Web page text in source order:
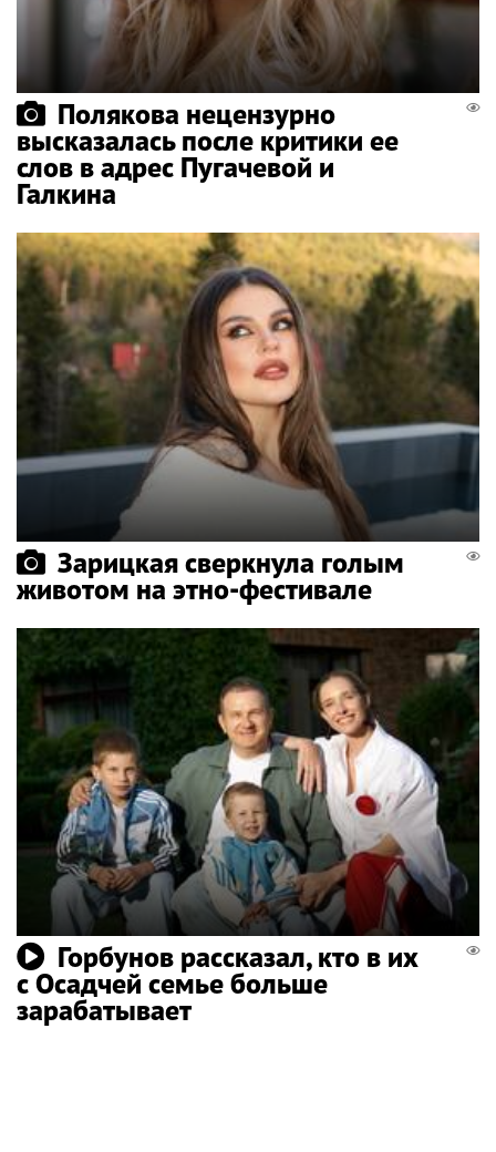
Полякова нецензурно
высказалась после критики ее
слов в адрес Пугачевой и
Галкина
Зарицкая сверкнула голым
животом на этно-фестивале
Горбунов рассказал, кто в их
с Осадчей семье больше
зарабатывает